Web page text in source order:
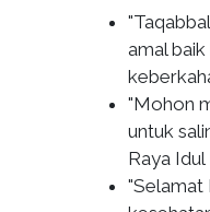
amal
"Mohon
untuk
Raya Idul
"Selamat